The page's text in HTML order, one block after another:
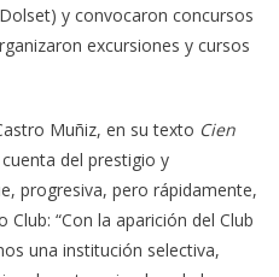
y convocaron concursos
excursiones y cursos
Muñiz, en su texto Cien
del prestigio y
progresiva, pero rápidamente,
“Con la aparición del Club
una institución selectiva,